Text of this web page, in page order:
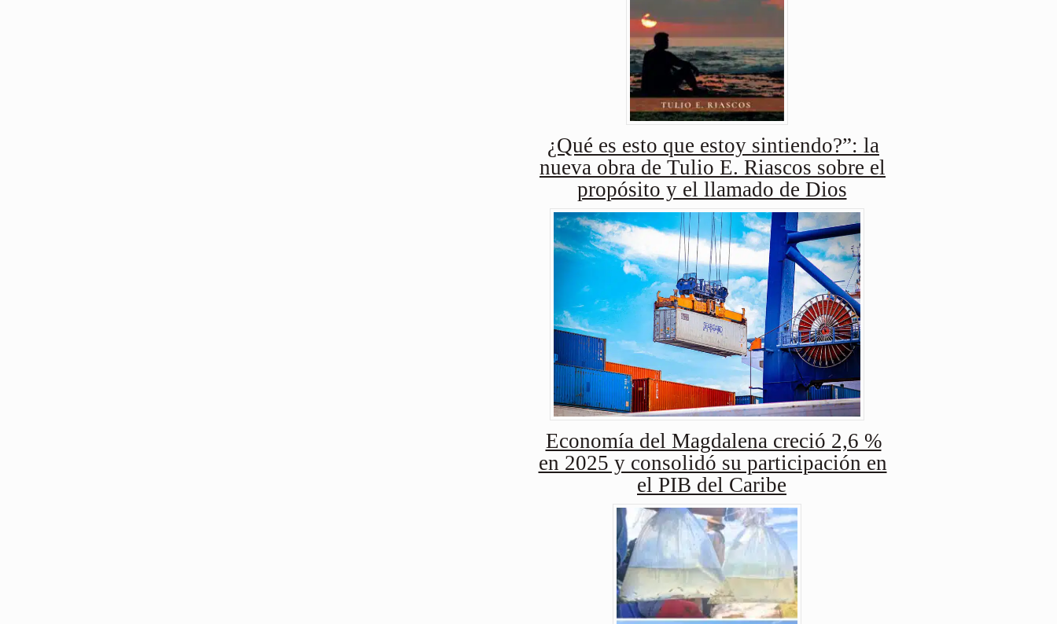
¿Qué es esto que estoy sintiendo?”: la
nueva obra de Tulio E. Riascos sobre el
propósito y el llamado de Dios
Economía del Magdalena creció 2,6 %
en 2025 y consolidó su participación en
el PIB del Caribe